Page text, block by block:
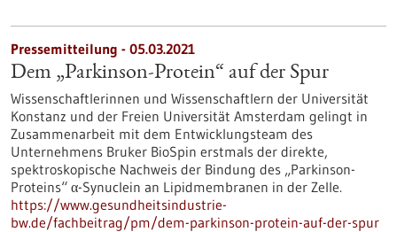
Pressemitteilung - 05.03.2021
Dem „Parkinson-Protein“ auf der Spur
Wissenschaftlerinnen und Wissenschaftlern der Universität
Konstanz und der Freien Universität Amsterdam gelingt in
Zusammenarbeit mit dem Entwicklungsteam des
Unternehmens Bruker BioSpin erstmals der direkte,
spektroskopische Nachweis der Bindung des „Parkinson-
Proteins“ α-Synuclein an Lipidmembranen in der Zelle.
https://www.gesundheitsindustrie-
bw.de/fachbeitrag/pm/dem-parkinson-protein-auf-der-spur